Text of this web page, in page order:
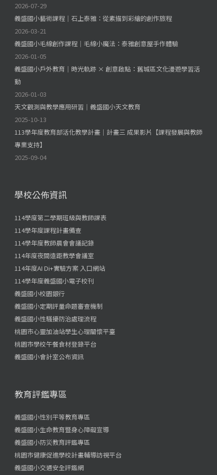
2026-07-29
義盛國小藝術課程｜石上泰雅：從素描到彩繪的創作旅程
2026-03-21
義盛國小毛線創作課程｜毛線小魔法：泰雅創意屋手作體驗
2026-01-05
義盛國小戶外教育｜時光軌跡 × 創意啟點：舊城區文化漫遊學習活
動
2026-01-03
天文觀測與教學應用研習｜義盛國小天文教育
2025-10-13
113學年度教育部活化教學計畫｜計畫三 成果影片【課程發展與教師
專業支持】
2025-09-04
學校公佈資訊
114學度第二學期班級與教師課表
114學年度課程計畫備查
114學年度教師晨會會議記錄
114年度夜間遠距教學會議室
114年度AI Di+實驗方案 入口網站
114學年度義盛國小電子校刊
義盛國小校園銀行
義盛國小定期評量命題審查機制
義盛國小性騷擾防治處理流程
桃園市心靈加油站學生心理關懷平臺
桃園市學校午餐食材登錄平台
義盛國小會計室公布資訊
教育評鑑專區
義盛國小性別平等教育專區
義盛國小生命教育暨身心障礙宣導
義盛國小防災教育評鑑專區
桃園市健康促進學校計畫輔導訪視平台
義盛國小交通安全評鑑網